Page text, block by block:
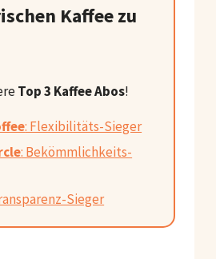
Kaffee zu
Top 3 Kaffee Abos!
: Flexibilitäts-Sieger
: Bekömmlichkeits-
Sieger